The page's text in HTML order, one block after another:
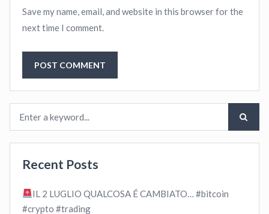
Save my name, email, and website in this browser for the
next time I comment.
Recent Posts
IL 2 LUGLIO QUALCOSA É CAMBIATO… #bitcoin
#crypto #trading